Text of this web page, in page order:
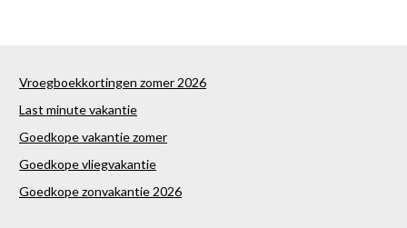
Vroegboekkortingen zomer 2026
Last minute vakantie
Goedkope vakantie zomer
Goedkope vliegvakantie
Goedkope zonvakantie 2026